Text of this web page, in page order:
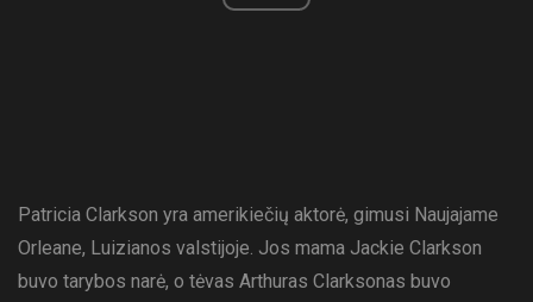
Patricia Clarkson yra amerikiečių aktorė, gimusi Naujajame
Orleane, Luizianos valstijoje. Jos mama Jackie Clarkson
buvo tarybos narė, o tėvas Arthuras Clarksonas buvo